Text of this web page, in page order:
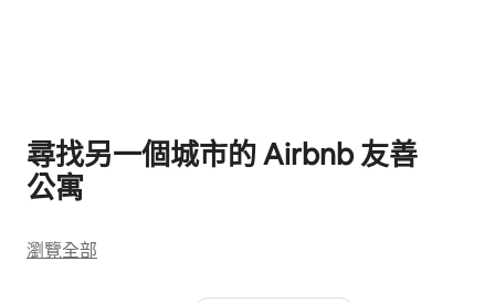
尋找另一個城市的 Airbnb 友⁠善
公⁠寓
瀏覽全部